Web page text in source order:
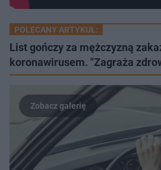
POLECANY ARTYKUŁ:
List gończy za mężczyzną
koronawirusem. "Zagraża